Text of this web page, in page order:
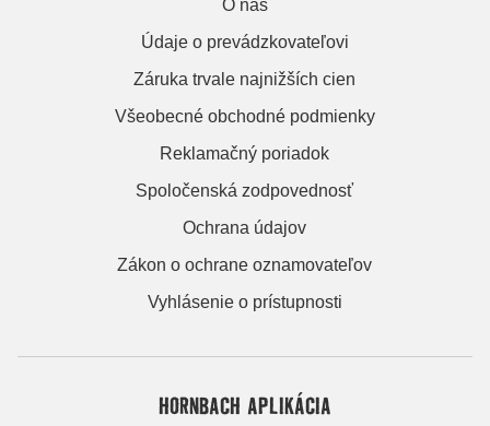
O nás
Údaje o prevádzkovateľovi
Záruka trvale najnižších cien
Všeobecné obchodné podmienky
Reklamačný poriadok
Spoločenská zodpovednosť
Ochrana údajov
Zákon o ochrane oznamovateľov
Vyhlásenie o prístupnosti
HORNBACH APLIKÁCIA